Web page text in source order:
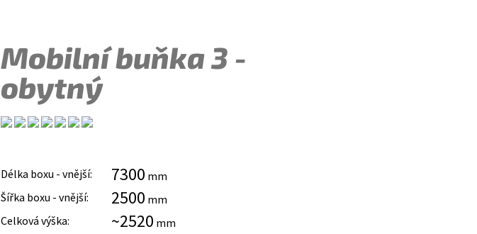
Mobilní buňka 3 -
obytný
Délka boxu - vnější: 7300 mm
Šířka boxu - vnější:
2500 mm
Celková výška:
~2520 mm